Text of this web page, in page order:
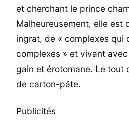
et cherchant le prince
Malheureusement, elle est
ingrat, de « complexes qui
complexes » et vivant
gain et érotomane. Le tout
de carton-pâte.
Publicités